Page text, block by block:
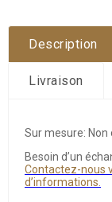
Description
Livraison
Sur mesure: Non
Besoin d’un
Contactez-nous
d’informations.